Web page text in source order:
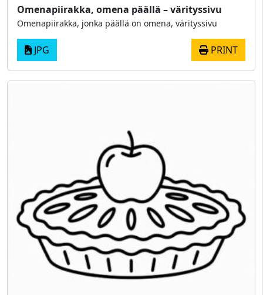
Omenapiirakka, omena päällä – värityssivu
Omenapiirakka, jonka päällä on omena, värityssivu
JPG PRINT